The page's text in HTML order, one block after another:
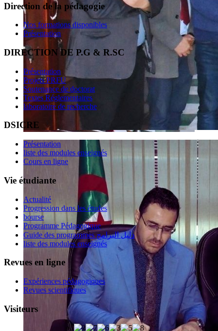
Direction de la pédagogie
Nos formations disponibles
Présentation
DIRECTION DE P.G & R.SC
Présentation
Projets PRFU
Soutenance de doctorat
Textes Réglementaires
laboratoire de recherche
DSICRE
Présentation
liste des modules enseignés
Cours en ligne
Vie étudiante
Actualité
Progression dans les études
bourse
Programme Pédagogique
Guide des programmes دليل البرامج
liste des modules enseignés
Revues en ligne
Expériences pédagogiques
Revues scientifiques
Visiteurs